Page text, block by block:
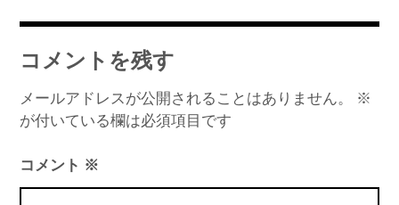
稿
ナ
ビ
ゲ
ー
シ
ョ
コメントを残す
メールアドレスが公開されることはありません。
※
が付いている欄は必須項目です
コメント ※